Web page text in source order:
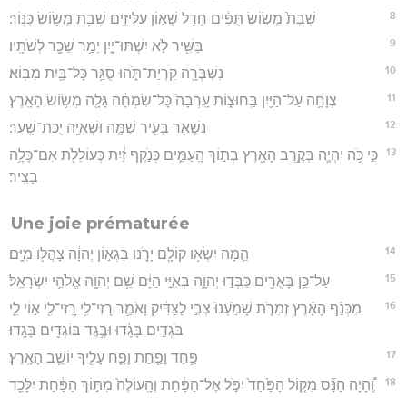
8 שָׁבַת֙ מְשׂ֣וֹשׂ תֻּפִּ֔ים חָדַ֖ל שְׁא֣וֹן עַלִּיזִ֑ים שָׁבַ֖ת מְשׂ֥וֹשׂ כִּנּֽוֹר׃
9 בַּשִּׁ֖יר לֹ֣א יִשְׁתּוּ־יָ֑יִן יֵמַ֥ר שֵׁכָ֖ר לְשֹׁתָֽיו׃
10 נִשְׁבְּרָ֖ה קִרְיַת־תֹּ֑הוּ סֻגַּ֥ר כָּל־בַּ֖יִת מִבּֽוֹא׃
11 צְוָחָ֥ה עַל־הַיַּ֖יִן בַּֽחוּצ֑וֹת עָֽרְבָה֙ כָּל־שִׂמְחָ֔ה גָּלָ֖ה מְשׂ֥וֹשׂ הָאָֽרֶץ׃
12 נִשְׁאַ֥ר בָּעִ֖יר שַׁמָּ֑ה וּשְׁאִיָּ֖ה יֻכַּת־שָֽׁעַר׃
13
כִּ֣י כֹ֥ה יִהְיֶ֛ה בְּקֶ֥רֶב הָאָ֖רֶץ בְּת֣וֹךְ הָֽעַמִּ֑ים כְּנֹ֣קֶף זַ֔יִת כְּעוֹלֵלֹ֖ת אִם־כָּלָ֥ה
בָצִֽיר׃
Une joie prématurée
14 הֵ֛מָּה יִשְׂא֥וּ קוֹלָ֖ם יָרֹ֑נּוּ בִּגְא֣וֹן יְהוָ֔ה צָהֲל֖וּ מִיָּֽם׃
15 עַל־כֵּ֥ן בָּאֻרִ֖ים כַּבְּד֣וּ יְהוָ֑ה בְּאִיֵּ֣י הַיָּ֔ם שֵׁ֥ם יְהוָ֖ה אֱלֹהֵ֥י יִשְׂרָאֵֽל׃
16
מִכְּנַ֨ף הָאָ֜רֶץ זְמִרֹ֤ת שָׁמַ֙עְנוּ֙ צְבִ֣י לַצַּדִּ֔יק וָאֹמַ֛ר רָזִי־לִ֥י רָֽזִי־לִ֖י א֣וֹי לִ֑י
בֹּגְדִ֣ים בָּגָ֔דוּ וּבֶ֥גֶד בּוֹגְדִ֖ים בָּגָֽדוּ׃
17 פַּ֥חַד וָפַ֖חַת וָפָ֑ח עָלֶ֖יךָ יוֹשֵׁ֥ב הָאָֽרֶץ׃
18
וְֽ֠הָיָה הַנָּ֞ס מִקּ֤וֹל הַפַּ֙חַד֙ יִפֹּ֣ל אֶל־הַפַּ֔חַת וְהָֽעוֹלֶה֙ מִתּ֣וֹךְ הַפַּ֔חַת יִלָּכֵ֖ד